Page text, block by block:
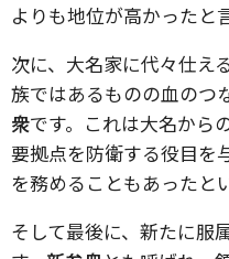
よりも地位が高かったと
次に、大名家に代々仕え
族ではあるものの血のつ
衆です。これは大名から
要拠点を防衛する役目を
を務めることもあったと
そして最後に、新たに服